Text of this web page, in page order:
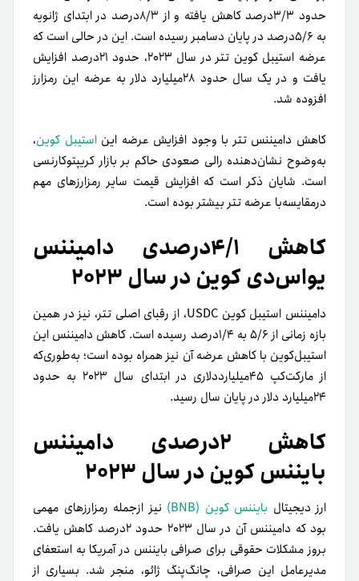
حدود ۳/۳درصد کاهش یافته و از ۸/۳درصد در ابتدای ژانویه
به ۵/۶درصد در پایان دسامبر رسیده است. این در حالی است که
عرضه استیبل کوین تتر در سال ۲۰۲۳، حدود ۲۱درصد افزایش
یافت و در یک سال حدود ۲۸میلیارد دلار به عرضه این رمزارز
افزوده شد.
کاهش دامیننس تتر با وجود افزایش عرضه ایناستیبل کوین،
به‌وضوح نشان‌دهنده رالی صعودی حاکم بر بازار کریپتوکارنسی
است. شایان ذکر است که افزایش قیمت سایر رمزارزهای مهم
در‌مقایسه‌با عرضه تتر بیشتر بوده است.
کاهش ۴/۱درصدی دامیننس
یو‌اس‌دی کوین در سال ۲۰۲۳
دامیننس استیبل کوین USDC، از رقبای اصلی تتر، نیز در همین
بازه زمانی از ۵/۶ به ۱/۴درصد رسیده است. کاهش دامیننس این
استیبل‌کوین با کاهش عرضه آن نیز همراه بوده است؛ به‌طوری‌که
از مارکت‌کپ ۴۵میلیارد‌دلاری در ابتدای سال ۲۰۲۳ به حدود
۲۴میلیارد دلار در پایان سال رسید.
کاهش ۲درصدی دامیننس
بایننس کوین در سال ۲۰۲۳
ارز دیجیتال بایننس کوین (BNB)
نیز ازجمله رمزارزهای مهمی
بود که دامیننس آن در سال ۲۰۲۳ حدود ۲درصد کاهش یافت.
بروز مشکلات حقوقی برای صرافی بایننس در آمریکا به استعفای
مدیرعامل این صرافی، چانگ‌پنگ ژائو، منجر شد. بسیاری از